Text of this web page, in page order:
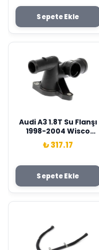
Sepete Ekle
Audi A3 1.8T Su Flanşı
1998-2004 Wisco
Marka 06A121132D
₺ 317.17
Sepete Ekle